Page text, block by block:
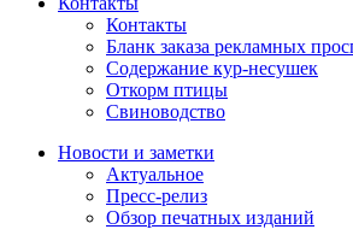
Контакты
Бланк заказа рекламных
Содержание кур-несушек
Откорм птицы
Свиноводство
Новости и заметки
Актуальное
Пресс-релиз
Обзор печатных изданий